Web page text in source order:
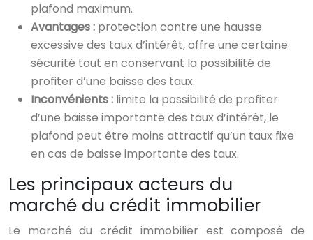
plafond maximum.
Avantages : protection contre une hausse
excessive des taux d’intérêt, offre une certaine
sécurité tout en conservant la possibilité de
profiter d’une baisse des taux.
Inconvénients : limite la possibilité de profiter
d’une baisse importante des taux d’intérêt, le
plafond peut être moins attractif qu’un taux fixe
en cas de baisse importante des taux.
Les principaux acteurs du
marché du crédit immobilier
Le marché du crédit immobilier est composé de